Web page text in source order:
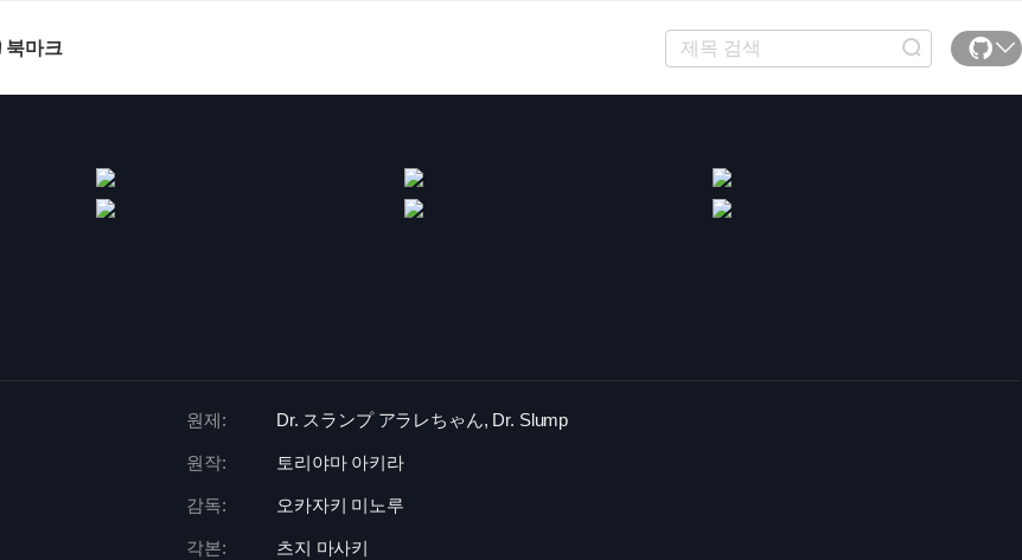
북마크
원제: Dr. スランプ アラレちゃん, Dr. Slump
원작: 토리야마 아키라
감독: 오카자키 미노루
각본: 츠지 마사키